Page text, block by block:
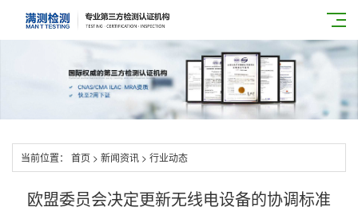
当前位置： 首页 > 新闻资讯 > 行业动态
欧盟委员会决定更新无线电设备的协调标准